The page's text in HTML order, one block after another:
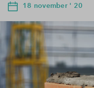
18 november ' 20